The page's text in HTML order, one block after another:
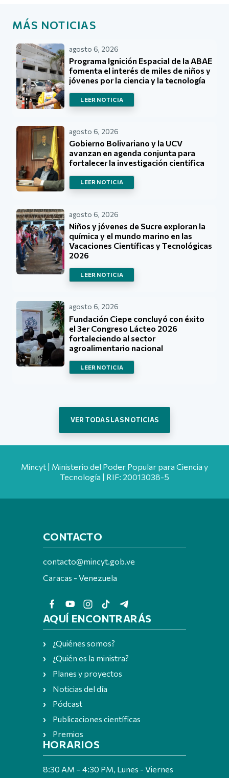
MÁS NOTICIAS
agosto 6, 2026
Programa Ignición Espacial de la ABAE
fomenta el interés de miles de niños y
jóvenes por la ciencia y la tecnología
LEER NOTICIA
agosto 6, 2026
Gobierno Bolivariano y la UCV
avanzan en agenda conjunta para
fortalecer la investigación científica
LEER NOTICIA
agosto 6, 2026
Niños y jóvenes de Sucre exploran la
química y el mundo marino en las
Vacaciones Científicas y Tecnológicas
2026
LEER NOTICIA
agosto 6, 2026
Fundación Ciepe concluyó con éxito
el 3er Congreso Lácteo 2026
fortaleciendo al sector
agroalimentario nacional
LEER NOTICIA
VER TODAS LAS NOTICIAS
Mincyt | Ministerio del Poder Popular para Ciencia y
Tecnología | RIF: 20013038-5
CONTACTO
contacto@mincyt.gob.ve
Caracas - Venezuela
AQUÍ ENCONTRARÁS
¿Quiénes somos?
¿Quién es la ministra?
Planes y proyectos
Noticias del día
Pódcast
Publicaciones científicas
Premios
HORARIOS
8:30 AM – 4:30 PM, Lunes - Viernes